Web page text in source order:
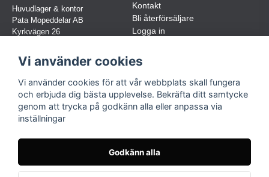
Huvudlager & kontor
Pata Mopeddelar AB
Kyrkvägen 26
(OBS. Endast förbokade besök)
Org.nr:
559030-5248
Jur. namn: Pata Mopeddelar AB
Kontakt
Bli återförsäljare
Logga in
Följ oss
TikTok
Vi använder cookies
Vi använder cookies för att vår webbplats skall fungera
och erbjuda dig bästa upplevelse. Bekräfta ditt samtycke
genom att trycka på godkänn alla eller anpassa via
inställningar
Godkänn alla